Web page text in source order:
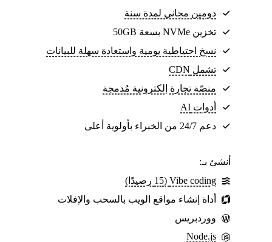
دومين مجاني لمدة سنة
تخزين NVMe بسعة 50GB
نسخ احتياطية يومية واستعادة سهلة للبيانات
تشمل CDN
منصّة تجارة إلكترونية مُدمجة
أدوات AI
دعم 24/7 من الخبراء بأولوية أعلى
أنشئ بـ:
Vibe coding ‏(15 رصيدًا)
أداة إنشاء مواقع الويب بالسحب والإفلات
ووردبريس
Node.js